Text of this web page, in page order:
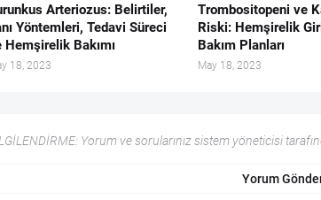
Arteriozus: Belirtiler,
Yöntemleri, Tedavi Süreci
Hemşirelik Bakımı
18, 2023
Trombositopeni ve
Riski: Hemşirelik
Bakım Planları
May 18, 2023
Yorum ve sorularınız sistem yöneticisi
Yorum